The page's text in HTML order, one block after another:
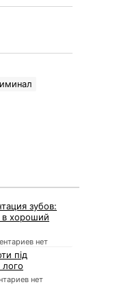
зубов:
в хороший
нет
під
нет